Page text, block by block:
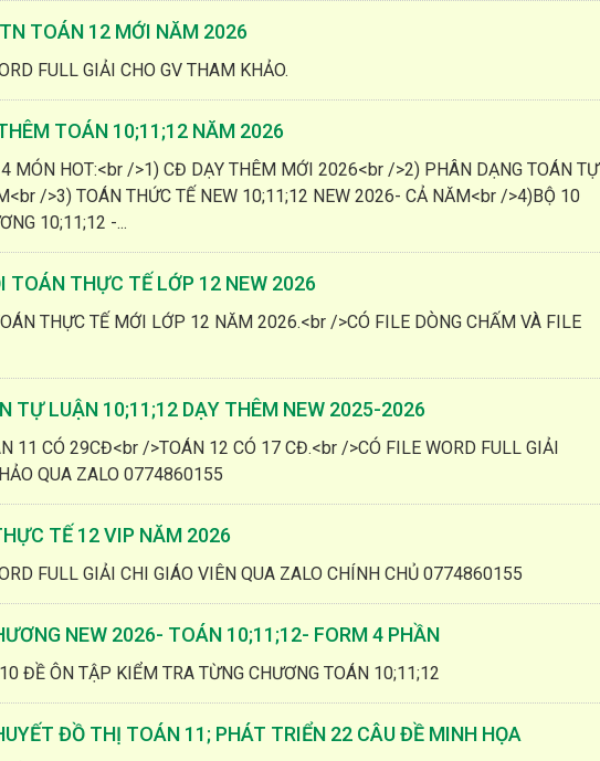
TOÁN 12 MỚI NĂM 2026
FULL GIẢI CHO GV THAM KHẢO.
TOÁN 10;11;12 NĂM 2026
MÓN HOT:<br />1) CĐ DẠY THÊM MỚI 2026<br />2) PHÂN DẠNG TOÁN TỰ
/>3) TOÁN THỨC TẾ NEW 10;11;12 NEW 2026- CẢ NĂM<br />4)BỘ 10
10;11;12 -...
TOÁN THỰC TẾ LỚP 12 NEW 2026
THỰC TẾ MỚI LỚP 12 NĂM 2026.<br />CÓ FILE DÒNG CHẤM VÀ FILE
TỰ LUẬN 10;11;12 DẠY THÊM NEW 2025-2026
11 CÓ 29CĐ<br />TOÁN 12 CÓ 17 CĐ.<br />CÓ FILE WORD FULL GIẢI
QUA ZALO 0774860155
TẾ 12 VIP NĂM 2026
FULL GIẢI CHI GIÁO VIÊN QUA ZALO CHÍNH CHỦ 0774860155
NEW 2026- TOÁN 10;11;12- FORM 4 PHẦN
ĐỀ ÔN TẬP KIỂM TRA TỪNG CHƯƠNG TOÁN 10;11;12
ĐỒ THỊ TOÁN 11; PHÁT TRIỂN 22 CÂU ĐỀ MINH HỌA